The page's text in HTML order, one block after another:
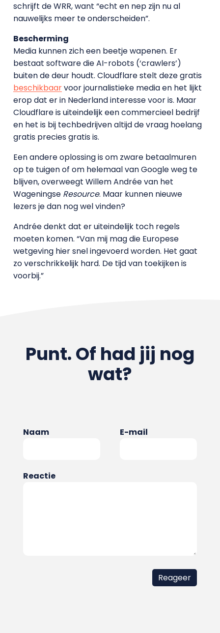
schrijft de WRR, want “echt en nep zijn nu al
nauwelijks meer te onderscheiden”.
Bescherming
Media kunnen zich een beetje wapenen. Er
bestaat software die AI-robots (‘crawlers’)
buiten de deur houdt. Cloudflare stelt deze gratis
beschikbaarvoor journalistieke media en het lijkt
erop dat er in Nederland interesse voor is. Maar
Cloudflare is uiteindelijk een commercieel bedrijf
en het is bij techbedrijven altijd de vraag hoelang
gratis precies gratis is.
Een andere oplossing is om zware betaalmuren
op te tuigen of om helemaal van Google weg te
blijven, overweegt Willem Andrée van het
Wageningse Resource. Maar kunnen nieuwe
lezers je dan nog wel vinden?
Andrée denkt dat er uiteindelijk toch regels
moeten komen. “Van mij mag die Europese
wetgeving hier snel ingevoerd worden. Het gaat
zo verschrikkelijk hard. De tijd van toekijken is
voorbij.”
Punt. Of had jij nog
wat?
Naam E-mail
Reactie